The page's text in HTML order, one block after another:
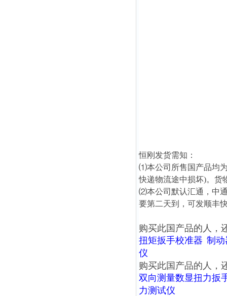
恒刚发货需知：
⑴本公司所售国产品均
快递物流途中损坏)。货
⑵本公司默认汇通，中
要第二天到，可发顺丰
购买此国产品的人，
扭矩扳手校准器 制动
仪
购买此国产品的人，
双向测量数显扭力扳
力测试仪